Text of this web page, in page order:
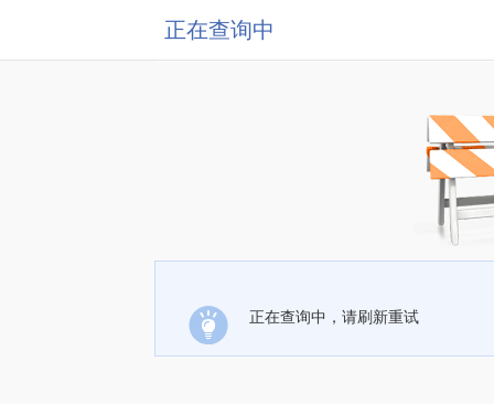
正在查询中
正在查询中，请刷新重试